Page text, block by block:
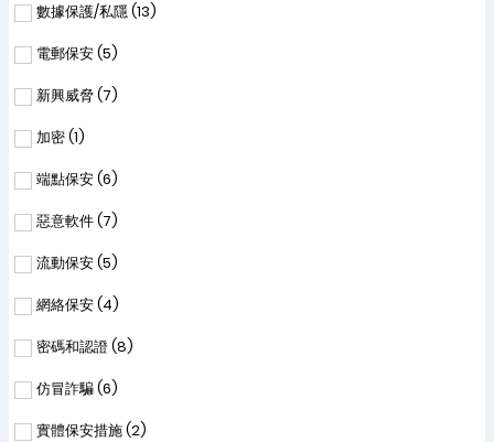
數據保護/私隱 (13)
電郵保安 (5)
新興威脅 (7)
加密 (1)
端點保安 (6)
惡意軟件 (7)
流動保安 (5)
網絡保安 (4)
密碼和認證 (8)
仿冒詐騙 (6)
實體保安措施 (2)